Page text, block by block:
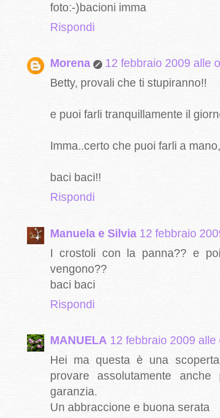
foto:-)bacioni imma
Rispondi
Morena
12 febbraio 2009 alle
Betty, provali che ti stupiranno!!
e puoi farli tranquillamente il
Imma..certo che puoi farli a
baci baci!!
Rispondi
Manuela e Silvia 12 febbraio
I crostoli con la panna?? e
vengono??
baci baci
Rispondi
MANUELA 12 febbraio 2009 alle
Hei ma questa è una
provare assolutamente
garanzia.
Un abbraccione e buona serata